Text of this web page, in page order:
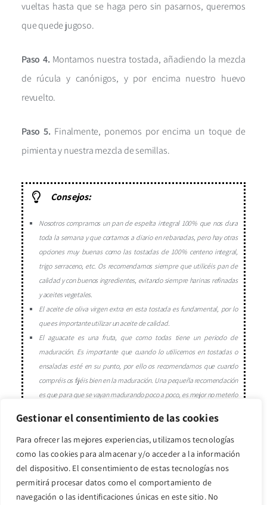
Gestionar el consentimiento de las cookies
Para ofrecer las mejores experiencias, utilizamos tecnologías
como las cookies para almacenar y/o acceder a la información
del dispositivo. El consentimiento de estas tecnologías nos
permitirá procesar datos como el comportamiento de
navegación o las identificaciones únicas en este sitio. No
vueltas hasta que se haga pero sin pasarnos, queremos
que quede jugoso.
Paso 4. Montamos nuestra tostada, añadiendo la mezcla
de rúcula y canónigos, y por encima nuestro huevo
revuelto.
Paso 5. Finalmente, ponemos por encima un toque de
pimienta y nuestra mezcla de semillas.
Consejos:
Nosotros compramos un pan de espelta integral 100% que nos dura
toda la semana y que cortamos a diario en rebanadas, pero hay otras
opciones muy buenas como las tostadas de 100% centeno integral,
trigo serraceno, etc. Os recomendamos siempre que utilicéis pan de
calidad y con buenos ingredientes, evitando siempre harinas refinadas
y aceites vegetales.
El aceite de oliva virgen extra en esta tostada es fundamental, por lo
que es importante utilizar un aceite de calidad.
El aguacate es una fruta, que como todas tiene un periodo de
maduración. Es importante que cuando lo utilicemos en tostadas o
ensaladas esté en su punto, por ello os recomendamos que cuando
compréis os fijéis bien en la maduración. Una pequeña recomendación
es que para que se vayan madurando poco a poco, es mejor no meterlo
forma estará perfecto cuando vayáis a utilizarlo.
También te puede